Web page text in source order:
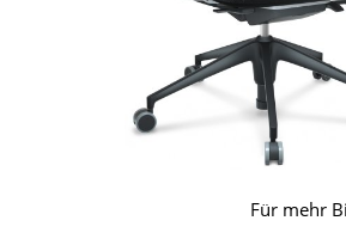
Bänke & Liegen
Sitzsäcke
Für mehr